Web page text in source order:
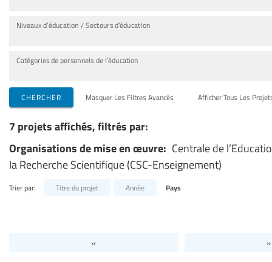
Niveaux d’éducation / Secteurs d’éducation
Catégories de personnels de l’éducation
CHERCHER Masquer Les Filtres Avancés Afficher Tous Les
7 projets affichés, filtrés par:
Organisations de mise en œuvre: Centrale de
la Recherche Scientifique (CSC-Enseignement)
Trier par: Titre du projet Année Pays
« »